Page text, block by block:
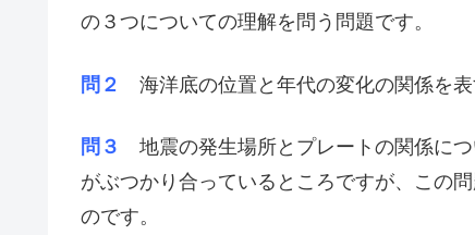
の３つについての理解を問う問題です。
問２ 海洋底の位置と年代の変化の関係を表
問３
地震の発生場所とプレートの関係に
がぶつかり合っているところですが、この
のです。